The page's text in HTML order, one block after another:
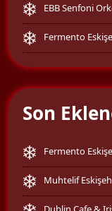
EBB Senfoni
Fermento
Son
Fermento
Muhtelif